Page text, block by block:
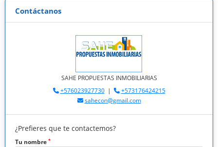
Contáctanos
SAHE PROPUESTAS INMOBILIARIAS
+576023927730|
+573176424215
sahecon@gmail.com
¿Prefieres que te contactemos?
Tu nombre *